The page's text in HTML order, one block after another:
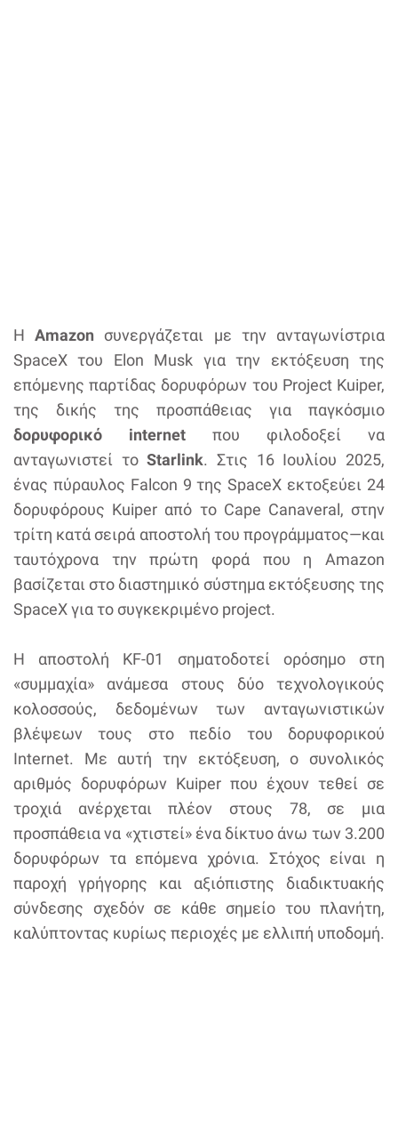
ΗAmazon συνεργάζεται με την ανταγωνίστρια
SpaceX του Elon Musk για την εκτόξευση της
επόμενης παρτίδας δορυφόρων του Project Kuiper,
της δικής της προσπάθειας για παγκόσμιο
δορυφορικό internet που φιλοδοξεί να
ανταγωνιστεί τοStarlink. Στις 16 Ιουλίου 2025,
ένας πύραυλος Falcon 9 της SpaceX εκτοξεύει 24
δορυφόρους Kuiper από το Cape Canaveral, στην
τρίτη κατά σειρά αποστολή του προγράμματος—και
ταυτόχρονα την πρώτη φορά που η Amazon
βασίζεται στο διαστημικό σύστημα εκτόξευσης της
SpaceX για το συγκεκριμένο project.
Η αποστολή KF-01 σηματοδοτεί ορόσημο στη
«συμμαχία» ανάμεσα στους δύο τεχνολογικούς
κολοσσούς, δεδομένων των ανταγωνιστικών
βλέψεων τους στο πεδίο του δορυφορικού
Internet. Με αυτή την εκτόξευση, ο συνολικός
αριθμός δορυφόρων Kuiper που έχουν τεθεί σε
τροχιά ανέρχεται πλέον στους 78, σε μια
προσπάθεια να «χτιστεί» ένα δίκτυο άνω των 3.200
δορυφόρων τα επόμενα χρόνια. Στόχος είναι η
παροχή γρήγορης και αξιόπιστης διαδικτυακής
σύνδεσης σχεδόν σε κάθε σημείο του πλανήτη,
καλύπτοντας κυρίως περιοχές με ελλιπή υποδομή.